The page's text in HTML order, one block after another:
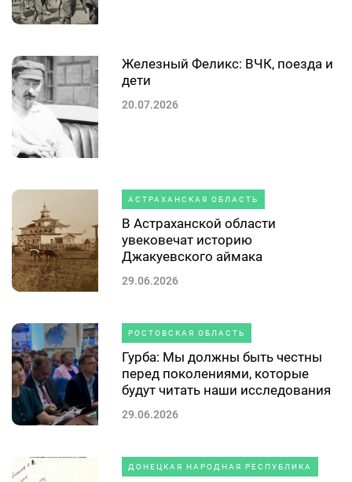
Железный Феликс: ВЧК, поезда и
дети
20.07.2026
АСТРАХАНСКАЯ ОБЛАСТЬ
В Астраханской области
увековечат историю
Джакуевского аймака
29.06.2026
РОСТОВСКАЯ ОБЛАСТЬ
Гурба: Мы должны быть честны
перед поколениями, которые
будут читать наши исследования
29.06.2026
ДОНЕЦКАЯ НАРОДНАЯ РЕСПУБЛИКА